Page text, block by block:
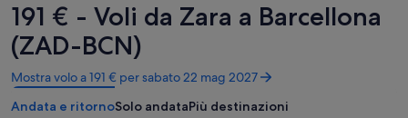
191 € - Voli da Zara a Barcellona
(ZAD-BCN)
Mostra volo a 191 € per sabato 22 mag 2027
Apertura
in
un’altra
Andata e ritornoSolo andataPiù destinazioni